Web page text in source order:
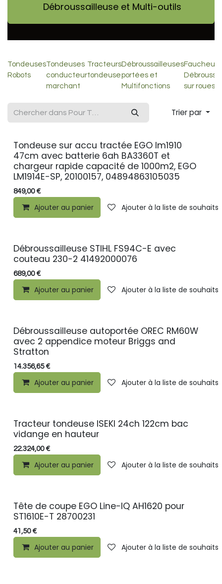
Débroussailleuse et Multi-outils
Tondeuses
Robots
Tondeuses
conducteur
marchant
Tracteurs
tondeuse
Débroussailleuses
portées et
Multifonctions
sur roues
Trier par
Tondeuse sur accu tractée EGO lm1910
47cm avec batterie 6ah BA3360T et
chargeur rapide capacité de 1000m2, EGO
LM1914E-SP, 20100157, 04894863105035
849,00€
Ajouter au panier Ajouter à la liste de souhaits
Débroussailleuse STIHL FS94C-E avec
couteau 230-2 41492000076
689,00€
Ajouter au panier Ajouter à la liste de souhaits
Débroussailleuse autoportée OREC RM60W
avec 2 appendice moteur Briggs and
Stratton
14.356,65€
Ajouter au panier Ajouter à la liste de souhaits
Tracteur tondeuse ISEKI 24ch 122cm bac
vidange en hauteur
22.324,00€
Ajouter au panier Ajouter à la liste de souhaits
Tête de coupe EGO Line-IQ AH1620 pour
ST1610E-T 28700231
41,50€
Ajouter au panier Ajouter à la liste de souhaits